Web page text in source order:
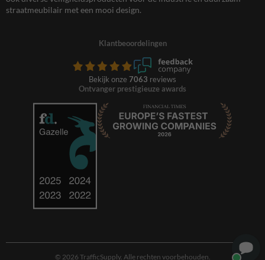
straatmeubilair met een mooi design.
Klantbeoordelingen
Bekijk onze 7063 reviews
Ontvanger prestigieuze awards
© 2026 TrafficSupply. Alle rechten voorbehouden.